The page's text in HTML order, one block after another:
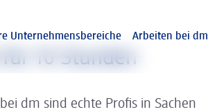
Unternehmensbereiche Arbeiten bei dm
10 Stunden
dm sind echte Profis in Sachen